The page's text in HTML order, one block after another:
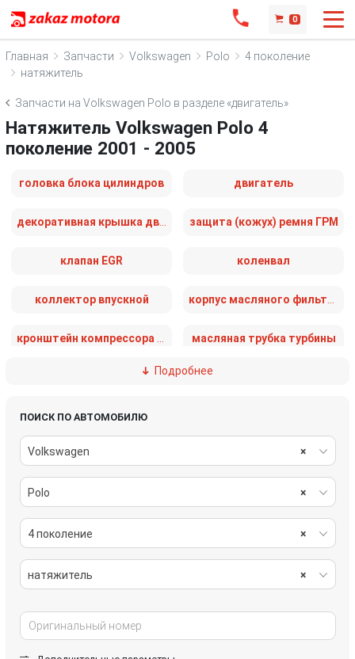
0
Главная Запчасти Volkswagen Polo
4 поколение
натяжитель
Запчасти на Volkswagen Polo в разделе «двигатель»
Натяжитель Volkswagen Polo 4
поколение 2001 - 2005
головка блока цилиндров двигатель
защита (кожух) ремня ГРМ
клапан EGR коленвал
коллектор впускной
масляная трубка турбины
патрубок интеркулера
турбина
Подробнее
ПОИСК ПО АВТОМОБИЛЮ
×
Volkswagen
×
Polo
×
4 поколение
×
натяжитель